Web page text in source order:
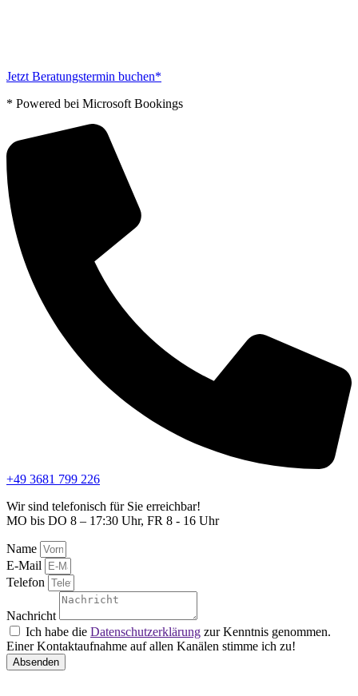
Jetzt Beratungstermin buchen*
* Powered bei Microsoft Bookings
+49 3681 799 226
Wir sind telefonisch für Sie erreichbar!
MO bis DO 8 – 17:30 Uhr, FR 8 - 16 Uhr
Name
E-Mail
Telefon
Nachricht
Ich habe die Datenschutzerklärung zur Kenntnis genommen.
Einer Kontaktaufnahme auf allen Kanälen stimme ich zu!
Absenden